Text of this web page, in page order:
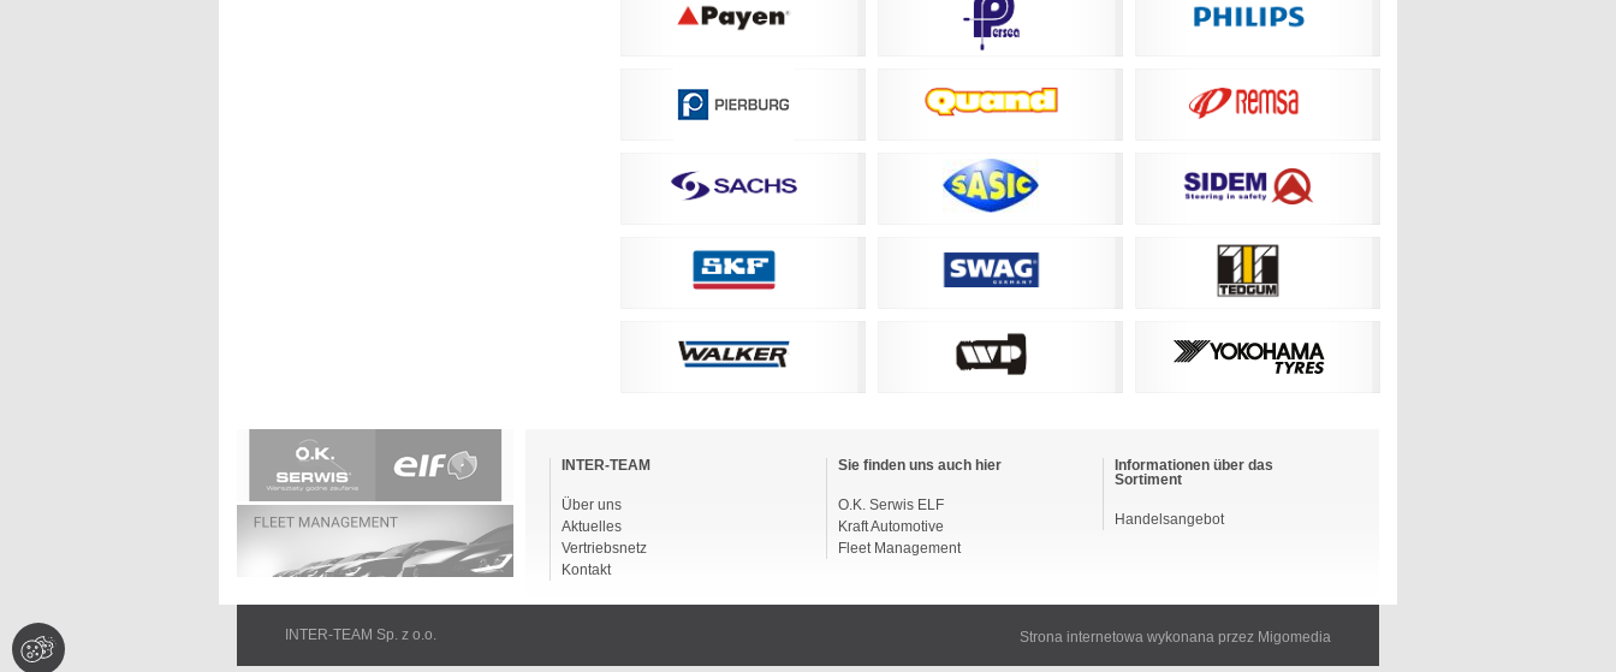
überspringen
INTER-TEAM
Über uns
Aktuelles
Vertriebsnetz
Kontakt
Sie finden uns auch hier
O.K. Serwis ELF
Kraft Automotive
Fleet Management
Informationen über das
Sortiment
Handelsangebot
INTER-TEAM Sp. z o.o. Strona internetowa wykonana przez Migomedia